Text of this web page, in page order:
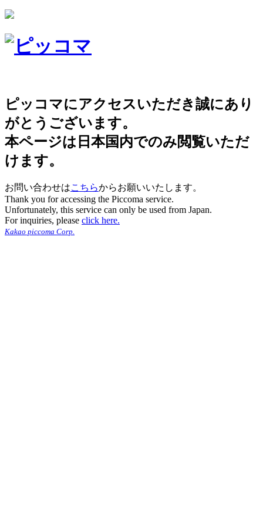
ピッコマにアクセスいただき誠にあり
がとうございます。
本ページは日本国内でのみ閲覧いただ
けます。
お問い合わせはこちらからお願いいたします。
Thank you for accessing the Piccoma service.
Unfortunately, this service can only be used from Japan.
For inquiries, please click here.
Kakao piccoma Corp.